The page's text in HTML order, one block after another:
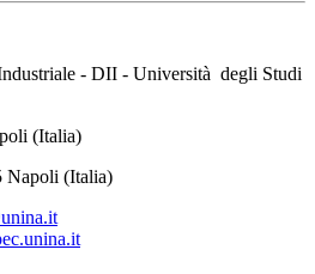
- DII - Università degli Studi
(Italia)
Napoli (Italia)